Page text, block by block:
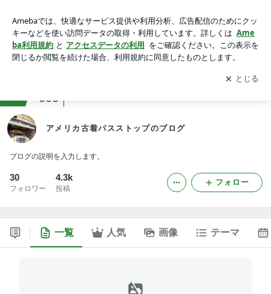
アプリをダウンロードして ブログの更新通知
を受け取りまし
ょう。
開く
808
アメリカ古着バスストップのブログ
ブログの説明を入力します。
30
フォロワー
4.3k
投稿
フォロー
一覧 人気 画像 テーマ